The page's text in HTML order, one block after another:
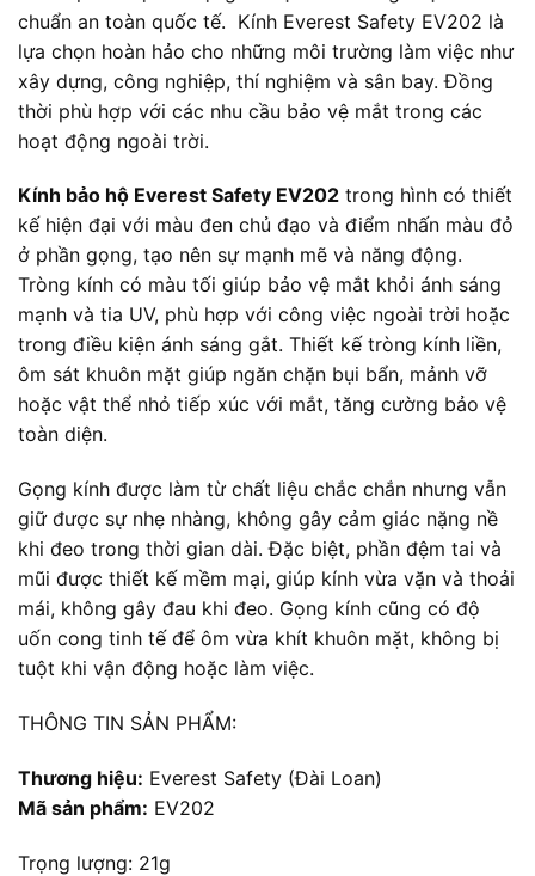
chuẩn an toàn quốc tế. Kính Everest Safety EV202 là
lựa chọn hoàn hảo cho những môi trường làm việc như
xây dựng, công nghiệp, thí nghiệm và sân bay. Đồng
thời phù hợp với các nhu cầu bảo vệ mắt trong các
hoạt động ngoài trời.
Kính bảo hộ Everest Safety EV202 trong hình có thiết
kế hiện đại với màu đen chủ đạo và điểm nhấn màu đỏ
ở phần gọng, tạo nên sự mạnh mẽ và năng động.
Tròng kính có màu tối giúp bảo vệ mắt khỏi ánh sáng
mạnh và tia UV, phù hợp với công việc ngoài trời hoặc
trong điều kiện ánh sáng gắt. Thiết kế tròng kính liền,
ôm sát khuôn mặt giúp ngăn chặn bụi bẩn, mảnh vỡ
hoặc vật thể nhỏ tiếp xúc với mắt, tăng cường bảo vệ
toàn diện.
Gọng kính được làm từ chất liệu chắc chắn nhưng vẫn
giữ được sự nhẹ nhàng, không gây cảm giác nặng nề
khi đeo trong thời gian dài. Đặc biệt, phần đệm tai và
mũi được thiết kế mềm mại, giúp kính vừa vặn và thoải
mái, không gây đau khi đeo. Gọng kính cũng có độ
uốn cong tinh tế để ôm vừa khít khuôn mặt, không bị
tuột khi vận động hoặc làm việc.
THÔNG TIN SẢN PHẨM:
Thương hiệu: Everest Safety (Đài Loan)
Mã sản phẩm: EV202
Trọng lượng: 21g